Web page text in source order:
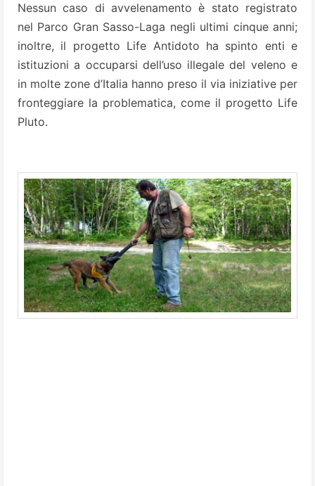
Nessun caso di avvelenamento è stato registrato
nel Parco Gran Sasso-Laga negli ultimi cinque anni;
inoltre, il progetto Life Antidoto ha spinto enti e
istituzioni a occuparsi dell’uso illegale del veleno e
in molte zone d’Italia hanno preso il via iniziative per
fronteggiare la problematica, come il progetto Life
Pluto.